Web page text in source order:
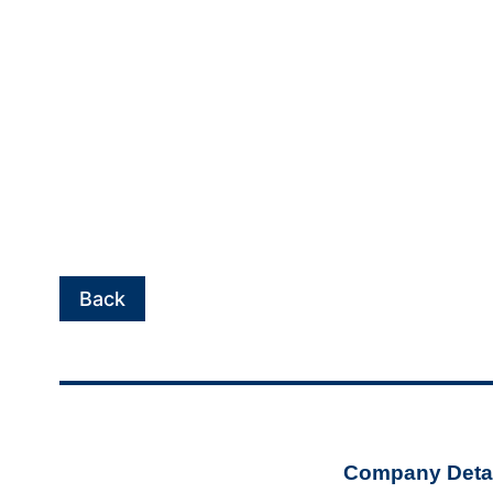
Back
Company